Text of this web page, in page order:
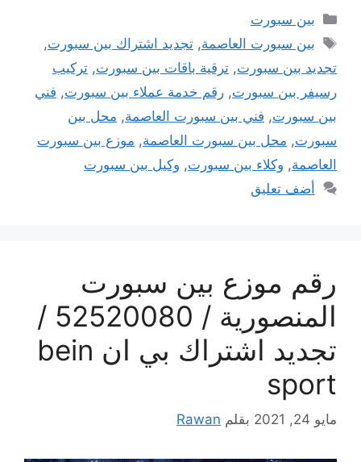
التصنيفات
بين سبورت
الوسوم
بين سبورت العاصمة,تجديد اشتراك بين سبورت,
تجديد بين سبورت, ترقية باقات بين سبورت, تركيب
رسيفر بين سبورت, رقم خدمة عملاء بين سبورت, فني
بين سبورت, فني بين سبورت العاصمة, محل بين
سبورت, محل بين سبورت العاصمة, موزع بين سبورت
العاصمة, وكلاء بين سبورت, وكيل بين سبورت
أضف تعليق
رقم موزع بين سبورت
المنصورية / 52520080 /
تجديد اشتراك بي ان bein
sport
مايو 24, 2021 بقلم Rawan